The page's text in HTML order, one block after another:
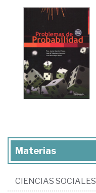
Materias
CIENCIAS SOCIALES